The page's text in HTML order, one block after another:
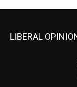
LIBERAL